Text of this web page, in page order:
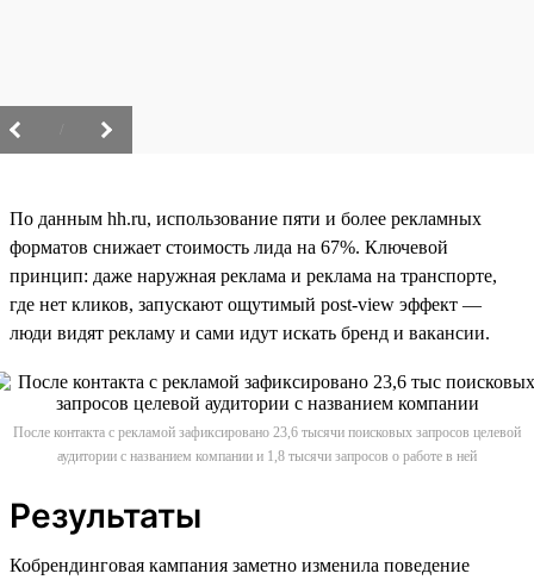
По данным hh.ru, использование пяти и более рекламных
форматов снижает стоимость лида на 67%. Ключевой
принцип: даже наружная реклама и реклама на транспорте,
где нет кликов, запускают ощутимый post-view эффект —
люди видят рекламу и сами идут искать бренд и вакансии.
После контакта с рекламой зафиксировано 23,6 тысячи поисковых запросов целевой
аудитории с названием компании и 1,8 тысячи запросов о работе в ней
Результаты
Кобрендинговая кампания заметно изменила поведение